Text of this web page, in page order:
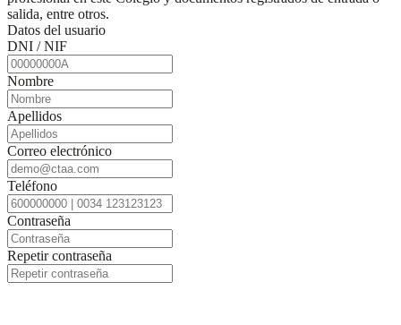
salida, entre otros.
Datos del usuario
DNI / NIF
Nombre
Apellidos
Correo electrónico
Teléfono
Contraseña
Repetir contraseña